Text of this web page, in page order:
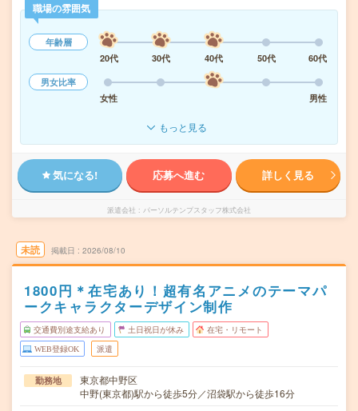
職場の雰囲気
年齢層
20代
30代 40代 50代
60代
男女比率
女性
男性
もっと見る
気になる! 応募へ進む 詳しく見る
派遣会社 パーソルテンプスタッフ株式会社
未読 掲載日 2026/08/10
1800円＊在宅あり！超有名アニメのテーマパ
ークキャラクターデザイン制作
交通費別途支給あり 土日祝日が休み 在宅・リモート
WEB登録OK 派遣
勤務地
東京都中野区
中野(東京都)駅から徒歩5分／沼袋駅から徒歩16分